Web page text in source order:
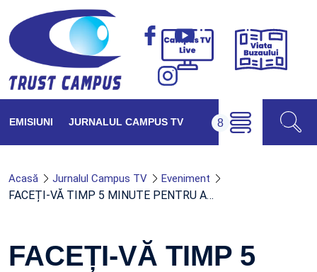
Campus
Viața
EMISIUNI JURNALUL CAMPUS TV
Acasă Jurnalul Campus TV Eveniment
FACEȚI-VĂ TIMP 5 MINUTE PENTRU A…
FACEȚI-VĂ TIMP 5